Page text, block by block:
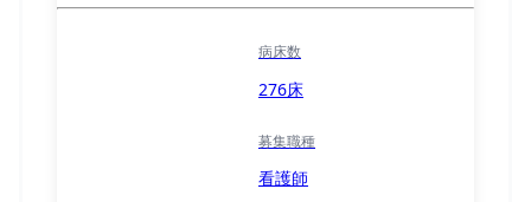
病床数
276床
募集職種
看護師